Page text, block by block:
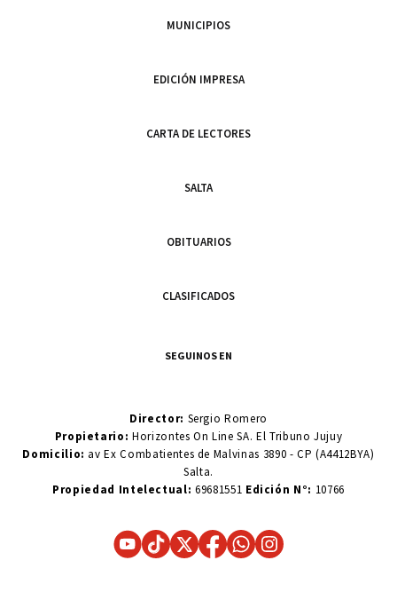
MUNICIPIOS
EDICIÓN IMPRESA
CARTA DE LECTORES
SALTA
OBITUARIOS
CLASIFICADOS
SEGUINOS EN
Director: Sergio Romero
Propietario:Horizontes On Line SA. El Tribuno Jujuy
Domicilio: av Ex Combatientes de Malvinas 3890 - CP (A4412BYA)
Salta.
Propiedad Intelectual: 69681551 Edición N°: 10766